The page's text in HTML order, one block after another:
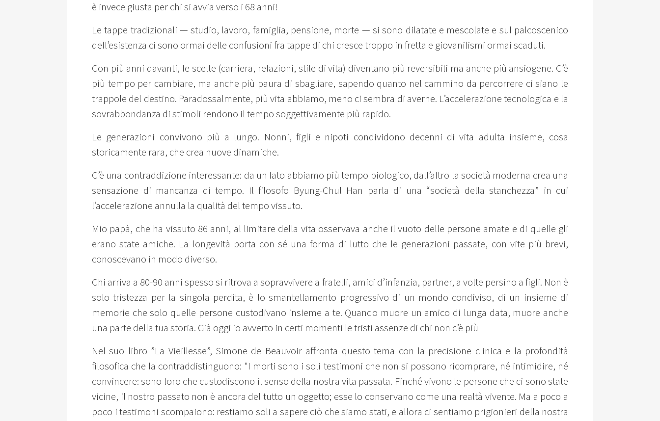
è invece giusta per chi si avvia verso i 68 anni!
Le tappe tradizionali — studio, lavoro, famiglia, pensione, morte — si sono dilatate e mescolate e sul palcoscenico
dell’esistenza ci sono ormai delle confusioni fra tappe di chi cresce troppo in fretta e giovanilismi ormai scaduti.
Con più anni davanti, le scelte (carriera, relazioni, stile di vita) diventano più reversibili ma anche più ansiogene. C’è
più tempo per cambiare, ma anche più paura di sbagliare, sapendo quanto nel cammino da percorrere ci siano le
trappole del destino. Paradossalmente, più vita abbiamo, meno ci sembra di averne. L’accelerazione tecnologica e la
sovrabbondanza di stimoli rendono il tempo soggettivamente più rapido.
Le generazioni convivono più a lungo. Nonni, figli e nipoti condividono decenni di vita adulta insieme, cosa
storicamente rara, che crea nuove dinamiche.
C’è una contraddizione interessante: da un lato abbiamo più tempo biologico, dall’altro la società moderna crea una
sensazione di mancanza di tempo. Il filosofo Byung-Chul Han parla di una “società della stanchezza” in cui
l’accelerazione annulla la qualità del tempo vissuto.
Mio papà, che ha vissuto 86 anni, al limitare della vita osservava anche il vuoto delle persone amate e di quelle gli
erano state amiche. La longevità porta con sé una forma di lutto che le generazioni passate, con vite più brevi,
conoscevano in modo diverso.
Chi arriva a 80-90 anni spesso si ritrova a sopravvivere a fratelli, amici d’infanzia, partner, a volte persino a figli. Non è
solo tristezza per la singola perdita, è lo smantellamento progressivo di un mondo condiviso, di un insieme di
memorie che solo quelle persone custodivano insieme a te. Quando muore un amico di lunga data, muore anche
una parte della tua storia. Già oggi io avverto in certi momenti le tristi assenze di chi non c’è più
Nel suo libro ”La Vieillesse”, Simone de Beauvoir affronta questo tema con la precisione clinica e la profondità
filosofica che la contraddistinguono: "I morti sono i soli testimoni che non si possono ricomprare, né intimidire, né
convincere: sono loro che custodiscono il senso della nostra vita passata. Finché vivono le persone che ci sono state
vicine, il nostro passato non è ancora del tutto un oggetto; esse lo conservano come una realtà vivente. Ma a poco a
poco i testimoni scompaiono: restiamo soli a sapere ciò che siamo stati, e allora ci sentiamo prigionieri della nostra